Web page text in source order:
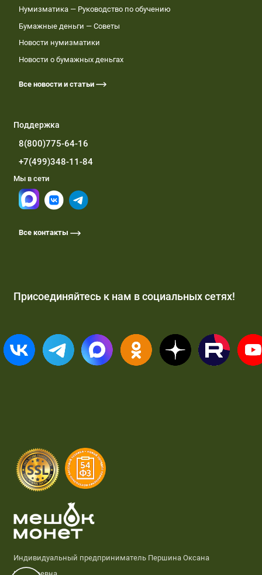
Нумизматика — Руководство по обучению
Бумажные деньги — Советы
Новости нумизматики
Новости о бумажных деньгах
Все новости и статьи
Поддержка
8(800)775-64-16
+7(499)348-11-84
Мы в сети
Все контакты
Присоединяйтесь к нам в социальных сетях!
Индивидуальный предприниматель Першина Оксана